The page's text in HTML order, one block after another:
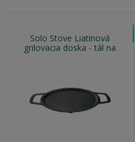
Solo Stove Liatinová
grilovacia doska - tál na